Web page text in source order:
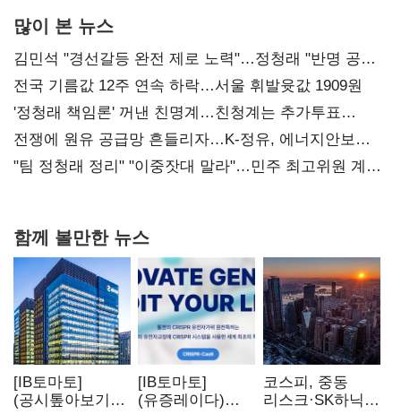
많이 본 뉴스
김민석 "경선갈등 완전 제로 노력"…정청래 "반명 공세
사과부터"
전국 기름값 12주 연속 하락…서울 휘발윳값 1909원
'정청래 책임론' 꺼낸 친명계…친청계는 추가투표
때리기
전쟁에 원유 공급망 흔들리자…K-정유, 에너지안보
핵심으로 재부상
"팀 정청래 정리" "이중잣대 말라"…민주 최고위원 계파
함께 볼만한 뉴스
[IB토마토]
(공시톺아보기)
[IB토마토]
(유증레이다)
코스피, 중동
리스크·SK하닉